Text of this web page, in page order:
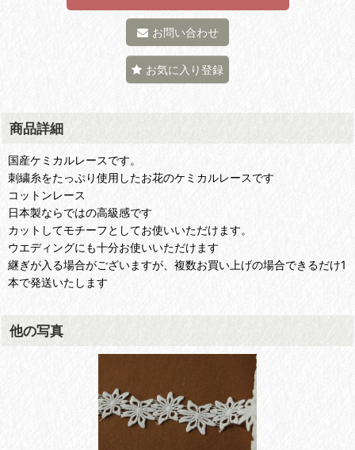
お問い合わせ
お気に入り登録
商品詳細
国産ケミカルレースです。
刺繍糸をたっぷり使用したお花のケミカルレースです
コットンレース
日本製ならではの高級感です
カットしてモチーフとしてお使いいただけます。
ウエディングにも十分お使いいただけます
継ぎが入る場合がございますが、複数お買い上げの場合できるだけ1
本で発送いたします
他の写真